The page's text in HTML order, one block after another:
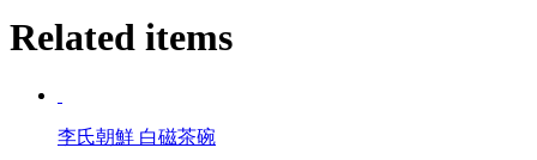
Related items
李氏朝鮮 白磁茶碗